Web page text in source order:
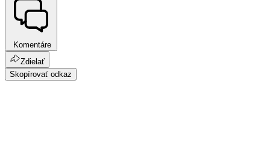
Komentáre
Zdielať
Skopírovať odkaz